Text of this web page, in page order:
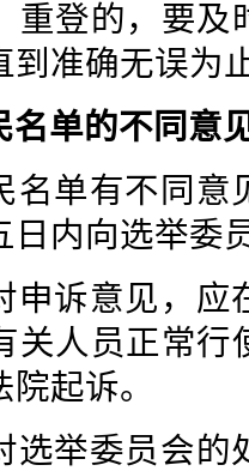
重登的，要及
到准确无误为
名单的不同意
单有不同意
日内向选举委
诉意见，应
关人员正常行
起诉。
举委员会的